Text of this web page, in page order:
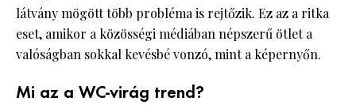
látvány mögött több probléma is rejtőzik. Ez az a ritka
eset, amikor a közösségi médiában népszerű ötlet a
valóságban sokkal kevésbé vonzó, mint a képernyőn.
Mi az a WC-virág trend?